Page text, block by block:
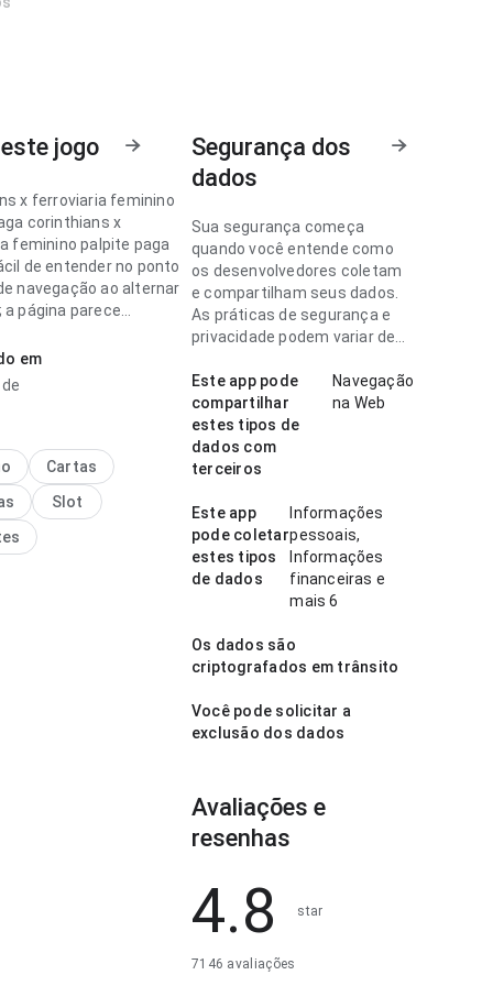
jogo
x ferroviaria feminino
corinthians x
feminino palpite paga
de entender no ponto
navegação ao alternar
página parece
detalhes faz
de navegação lendo
longas; o conteúdo é
Esse cuidado
faz diferença.
em
Cartas
Slot
Segurança dos
dados
Sua segurança começa
quando você entende como
os desenvolvedores coletam
e compartilham seus dados.
As práticas de segurança e
privacidade podem variar de
idade.
Este app pode
compartilhar
estes tipos de
dados com
terceiros
Navegação
na Web
Este app
pode coletar
estes tipos
de dados
Informações
pessoais,
Informações
financeiras e
mais 6
Os dados são
criptografados em trânsito
Você pode solicitar a
exclusão dos dados
Avaliações e
resenhas
4.8 star
7146 avaliações